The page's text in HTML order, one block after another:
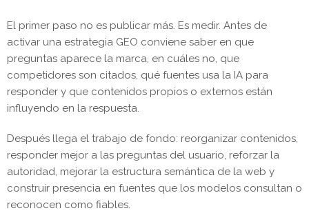
El primer paso no es publicar más. Es medir. Antes de
activar una estrategia GEO conviene saber en que
preguntas aparece la marca, en cuáles no, que
competidores son citados, qué fuentes usa la IA para
responder y que contenidos propios o externos están
influyendo en la respuesta.
Después llega el trabajo de fondo: reorganizar contenidos,
responder mejor a las preguntas del usuario, reforzar la
autoridad, mejorar la estructura semántica de la web y
construir presencia en fuentes que los modelos consultan o
reconocen como fiables.